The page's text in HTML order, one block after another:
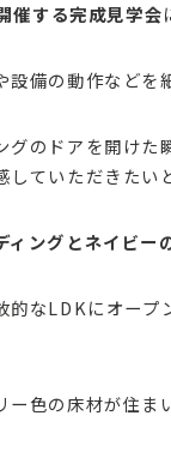
催する完成見学会
備の動作などを
グのドアを開け
ていただきたい
ィングとネイビー
的なLDKにオー
ー色の床材が住